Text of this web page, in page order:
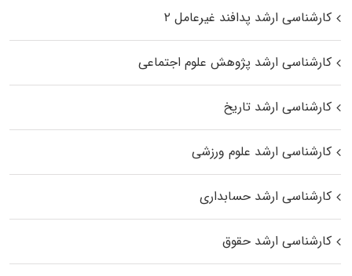
کارشناسی ارشد پدافند غیرعامل ۲
کارشناسی ارشد پژوهش علوم اجتماعی
کارشناسی ارشد تاریخ
کارشناسی ارشد علوم ورزشی
کارشناسی ارشد حسابداری
کارشناسی ارشد حقوق